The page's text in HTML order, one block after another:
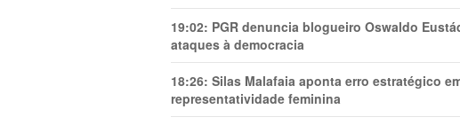
19:02: PGR denuncia blogueiro Oswaldo
ataques à democracia
18:26: Silas Malafaia aponta erro estratégico
representatividade feminina